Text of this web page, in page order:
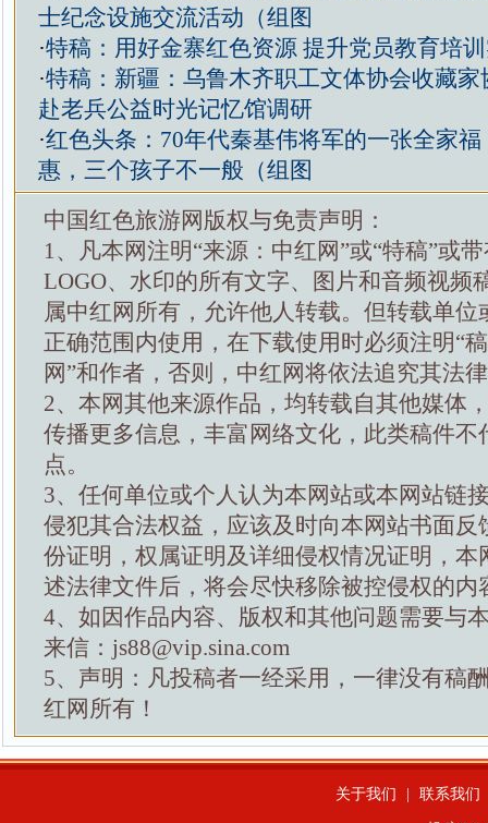
士纪念设施交流活动（组图
·特稿：用好金寨红色资源 提升党员教育培
·特稿：新疆：乌鲁木齐职工文体协会收藏家
赴老兵公益时光记忆馆调研
·红色头条：70年代秦基伟将军的一张全家
惠，三个孩子不一般（组图
中国红色旅游网版权与免责声明：
1、凡本网注明“来源：中红网”或“特稿”或
LOGO、水印的所有文字、图片和音频视频
属中红网所有，允许他人转载。但转载单位
正确范围内使用，在下载使用时必须注明“
网”和作者，否则，中红网将依法追究其法
2、本网其他来源作品，均转载自其他媒体
传播更多信息，丰富网络文化，此类稿件不
点。
3、任何单位或个人认为本网站或本网站链
侵犯其合法权益，应该及时向本网站书面反
份证明，权属证明及详细侵权情况证明，本
述法律文件后，将会尽快移除被控侵权的内
4、如因作品内容、版权和其他问题需要与
来信：js88@vip.sina.com
5、声明：凡投稿者一经采用，一律没有稿
红网所有！
关于我们 联系我们